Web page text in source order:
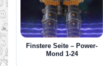
Finstere Seite – Power-
Mond 1-24